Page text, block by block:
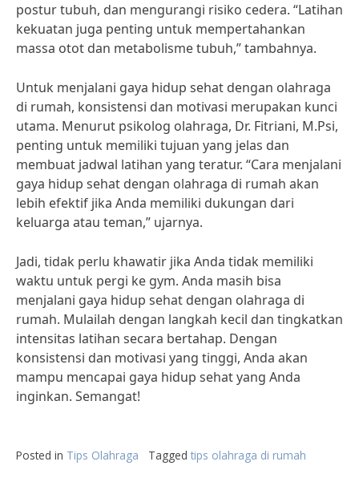
postur tubuh, dan mengurangi risiko cedera. “Latihan
kekuatan juga penting untuk mempertahankan
massa otot dan metabolisme tubuh,” tambahnya.
Untuk menjalani gaya hidup sehat dengan olahraga
di rumah, konsistensi dan motivasi merupakan kunci
utama. Menurut psikolog olahraga, Dr. Fitriani, M.Psi,
penting untuk memiliki tujuan yang jelas dan
membuat jadwal latihan yang teratur. “Cara menjalani
gaya hidup sehat dengan olahraga di rumah akan
lebih efektif jika Anda memiliki dukungan dari
keluarga atau teman,” ujarnya.
Jadi, tidak perlu khawatir jika Anda tidak memiliki
waktu untuk pergi ke gym. Anda masih bisa
menjalani gaya hidup sehat dengan olahraga di
rumah. Mulailah dengan langkah kecil dan tingkatkan
intensitas latihan secara bertahap. Dengan
konsistensi dan motivasi yang tinggi, Anda akan
mampu mencapai gaya hidup sehat yang Anda
inginkan. Semangat!
Posted in Tips Olahraga Tagged tips olahraga di rumah